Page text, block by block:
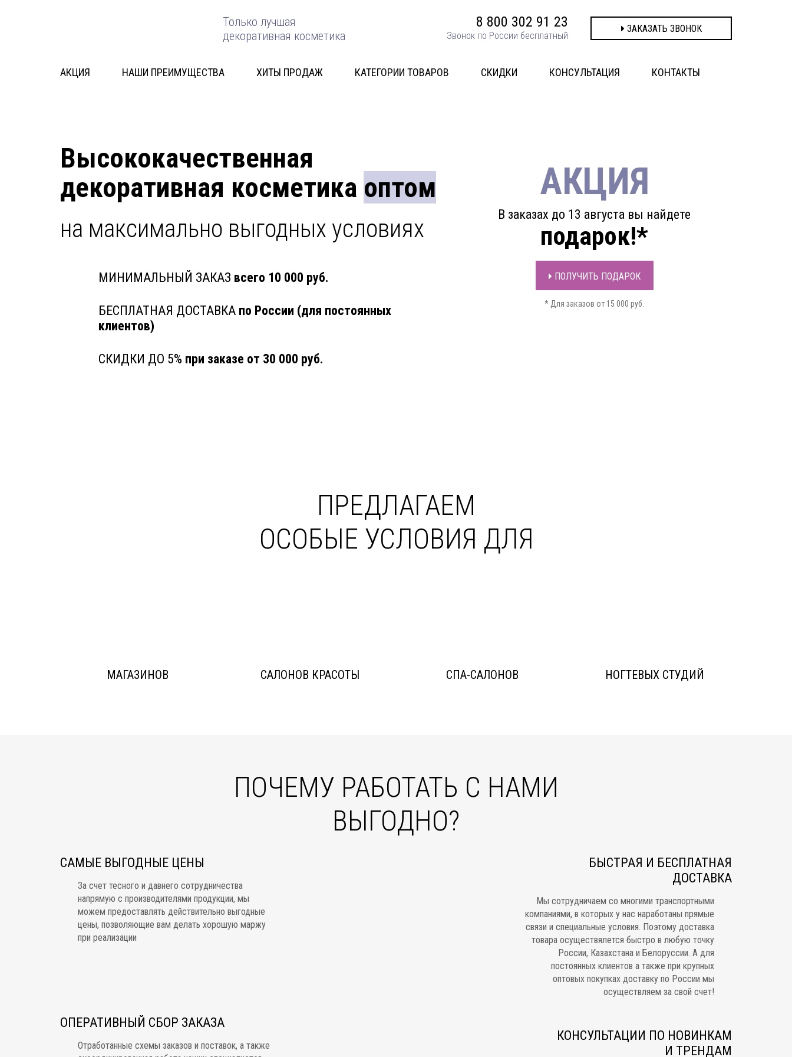
Только лучшая
декоративная косметика
8 800 302 91 23
Звонок по России бесплатный
ЗАКАЗАТЬ ЗВОНОК
АКЦИЯ НАШИ ПРЕИМУЩЕСТВА ХИТЫ ПРОДАЖ КАТЕГОРИИ ТОВАРОВ СКИДКИ КОНСУЛЬТАЦИЯ КОНТАКТЫ
Высококачественная
декоративная косметика оптом
на максимально выгодных условиях
МИНИМАЛЬНЫЙ ЗАКАЗ всего 10 000 руб.
БЕСПЛАТНАЯ ДОСТАВКА по России (для постоянных
клиентов)
СКИДКИ ДО 5% при заказе от 30 000 руб.
АКЦИЯ
В заказах до 13 августа вы найдете
подарок!*
ПОЛУЧИТЬ ПОДАРОК
* Для заказов от 15 000 руб.
ПРЕДЛАГАЕМ
ОСОБЫЕ УСЛОВИЯ ДЛЯ
МАГАЗИНОВ САЛОНОВ КРАСОТЫ СПА-САЛОНОВ НОГТЕВЫХ СТУДИЙ
ПОЧЕМУ РАБОТАТЬ С НАМИ
ВЫГОДНО?
САМЫЕ ВЫГОДНЫЕ ЦЕНЫ
За счет тесного и давнего сотрудничества
напрямую с производителями продукции, мы
можем предоставлять действительно выгодные
цены, позволяющие вам делать хорошую маржу
при реализации
ОПЕРАТИВНЫЙ СБОР ЗАКАЗА
Отработанные схемы заказов и поставок, а также
БЫСТРАЯ И БЕСПЛАТНАЯ
ДОСТАВКА
Мы сотрудничаем со многими транспортными
компаниями, в которых у нас наработаны прямые
связи и специальные условия. Поэтому доставка
товара осуществялется быстро в любую точку
России, Казахстана и Белоруссии. А для
постоянных клиентов а также при крупных
оптовых покупках доставку по России мы
осуществляем за свой счет!
КОНСУЛЬТАЦИИ ПО НОВИНКАМ
И ТРЕНДАМ